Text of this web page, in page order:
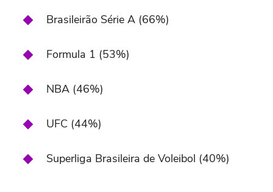
Brasileirão Série A (66%)
Formula 1 (53%)
NBA (46%)
UFC (44%)
Superliga Brasileira de Voleibol (40%)